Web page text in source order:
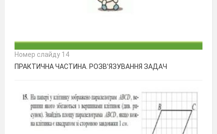
Номер слайду 14
ПРАКТИЧНА ЧАСТИНА. РОЗВ’ЯЗУВАННЯ ЗАДАЧ